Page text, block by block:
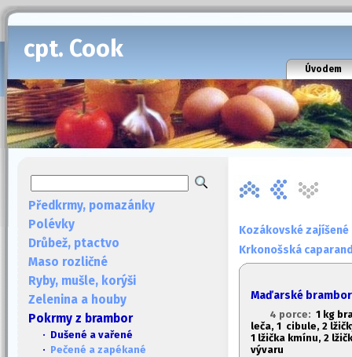
cpt. Cook
Úvodem
Předkrmy, pomazánky
Polévky
Drůbež, ptactvo
Maso rozličné
Ryby, mušle, korýši
Zelenina a houby
Pokrmy z brambor
· Dušené a vařené
· Pečené a zapékané
Kozákovské
Krkonošská
Maďarské
4 porce: 1 kg
leča, 1 cibule, 2
1 lžička kmínu, 2
vývaru